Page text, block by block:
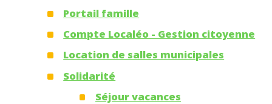
Portail famille
Compte Localéo - Gestion citoyenne
Location de salles municipales
Solidarité
Séjour vacances